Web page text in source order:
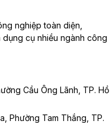
nghiệp toàn diện,
cụ nhiều ngành công
Cầu Ông Lãnh, TP. Hồ
Phường Tam Thắng, TP.